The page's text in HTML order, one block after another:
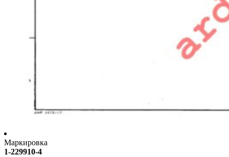
Маркировка
1-229910-4